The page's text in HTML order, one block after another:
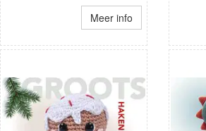
Meer info